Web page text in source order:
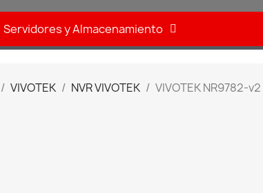
Servidores y Almacenamiento
VIVOTEK NVR VIVOTEK VIVOTEK NR9782-v2